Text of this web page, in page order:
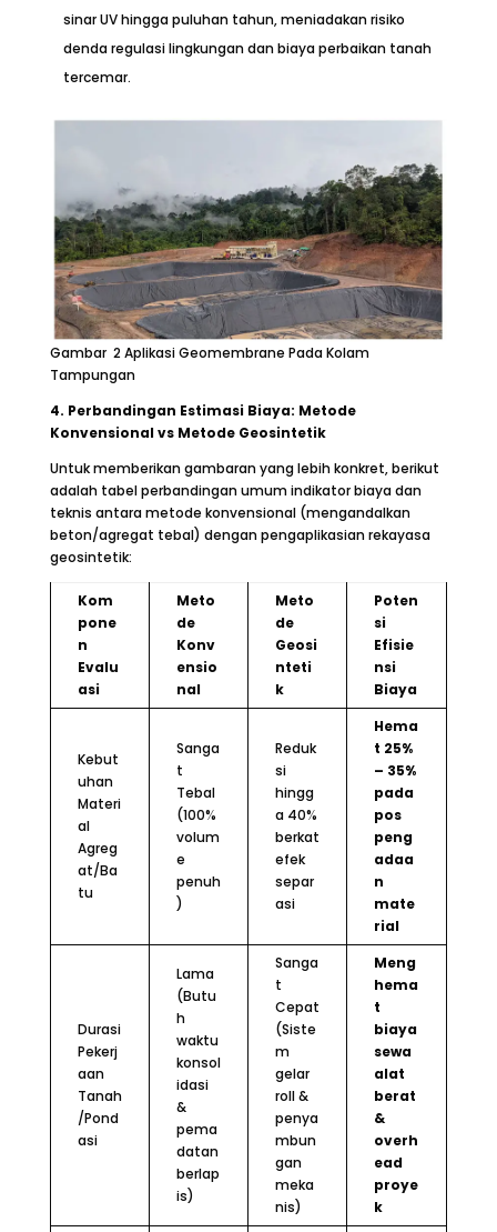
sinar UV hingga puluhan tahun, meniadakan risiko
denda regulasi lingkungan dan biaya perbaikan tanah
tercemar.
Gambar 2 Aplikasi Geomembrane Pada Kolam
Tampungan
4. Perbandingan Estimasi Biaya: Metode
Konvensional vs Metode Geosintetik
Untuk memberikan gambaran yang lebih konkret, berikut
adalah tabel perbandingan umum indikator biaya dan
teknis antara metode konvensional (mengandalkan
beton/agregat tebal) dengan pengaplikasian rekayasa
geosintetik:
Kom
pone
n
Evalu
asi
Meto
de
Konv
ensio
nal
Meto
de
Geosi
nteti
k
Poten
si
Efisie
nsi
Biaya
Kebut
uhan
Materi
al
Agreg
at/Ba
tu
Sanga
t
Tebal
(100%
volum
e
penuh
)
Reduk
si
hingg
a 40%
berkat
efek
separ
asi
Hema
t 25%
– 35%
pada
pos
peng
adaa
n
mate
rial
Durasi
Pekerj
aan
Tanah
/Pond
asi
Lama
(Butu
h
waktu
konsol
idasi
&
pema
datan
berlap
is)
Sanga
t
Cepat
(Siste
m
gelar
roll &
penya
mbun
gan
meka
nis)
Meng
hema
t
biaya
sewa
alat
berat
&
overh
ead
proye
k